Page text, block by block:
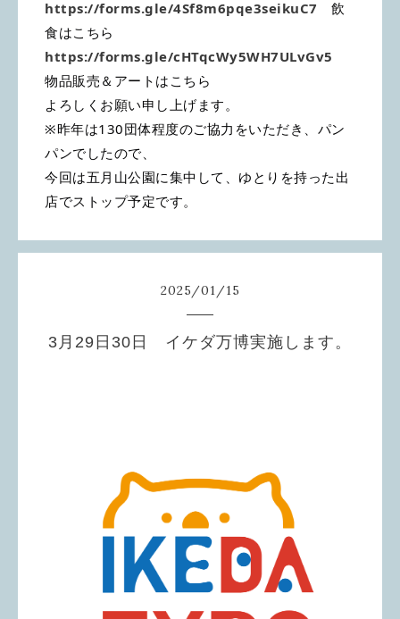
https://forms.gle/4Sf8m6pqe3seikuC7 飲
食はこちら
https://forms.gle/cHTqcWy5WH7ULvGv5
物品販売＆アートはこちら
よろしくお願い申し上げます。
※昨年は130団体程度のご協力をいただき、パン
パンでしたので、
今回は五月山公園に集中して、ゆとりを持った出
店でストップ予定です。
2025 /01 /15
3月29日30日 イケダ万博実施します。